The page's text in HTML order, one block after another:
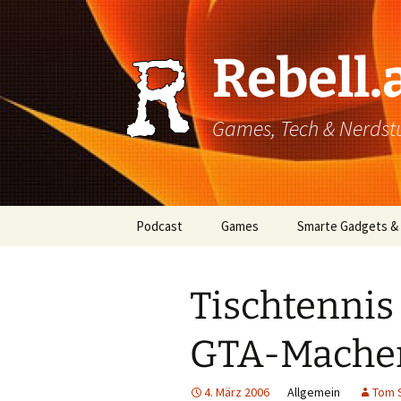
Games, Tech &
Podcast Games
Xbox
PlayStation
Mobile
Smarte Gadgets &
Tischtennis
GTA-
4. März 2006 Allgemein Tom